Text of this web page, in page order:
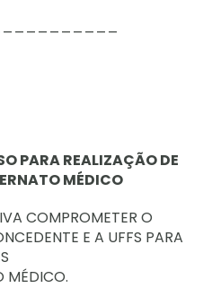
PARA REALIZAÇÃO DE
MÉDICO
COMPROMETER O
E A UFFS PARA
MÉDICO.